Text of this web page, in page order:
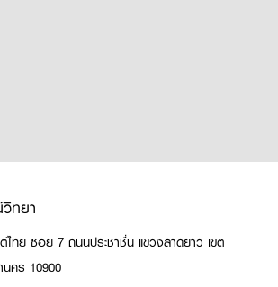
ทยา
ไทย ซอย 7 ถนนประชาชื่น แขวงลาดยาว เขต
คร 10900